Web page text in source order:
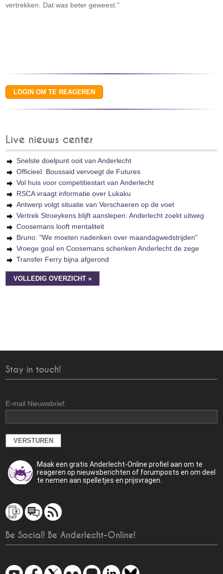
vertrekken. Dat was beter geweest."
Live nieuws center
Snelste doelpunt ooit van Anderlecht
Officieel: Boussaid vervoegt de Futures
Vol huis voor competitiestart van Anderlecht
RSCA vraagt informatie over Lukaku
Antwerp volgt situatie van Verschaeren op de voet
Vertrek Stroeykens blijft aanslepen: Anderlecht zoekt uitweg
Coosemans looft mentaliteit
Bruno: "We moeten nadenken over maandagwedstrijden"
Vroege goal en Coosemans schenken Anderlecht de zege
Transfer Ferry bijna afgerond
VOLLEDIG OVERZICHT »
Stay in touch!
E-mail Nieuwsbrief:
Maak een gratis Anderlecht-Online profiel aan om te
reageren op nieuwsberichten of forumposts en om deel
te nemen aan spelletjes en prijsvragen.
Be Social! Be Anderlecht-Online!